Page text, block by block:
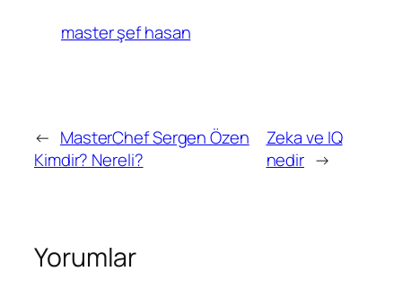
master şef hasan
← MasterChef Sergen Özen
Kimdir? Nereli?
Zeka ve IQ
nedir →
Yorumlar